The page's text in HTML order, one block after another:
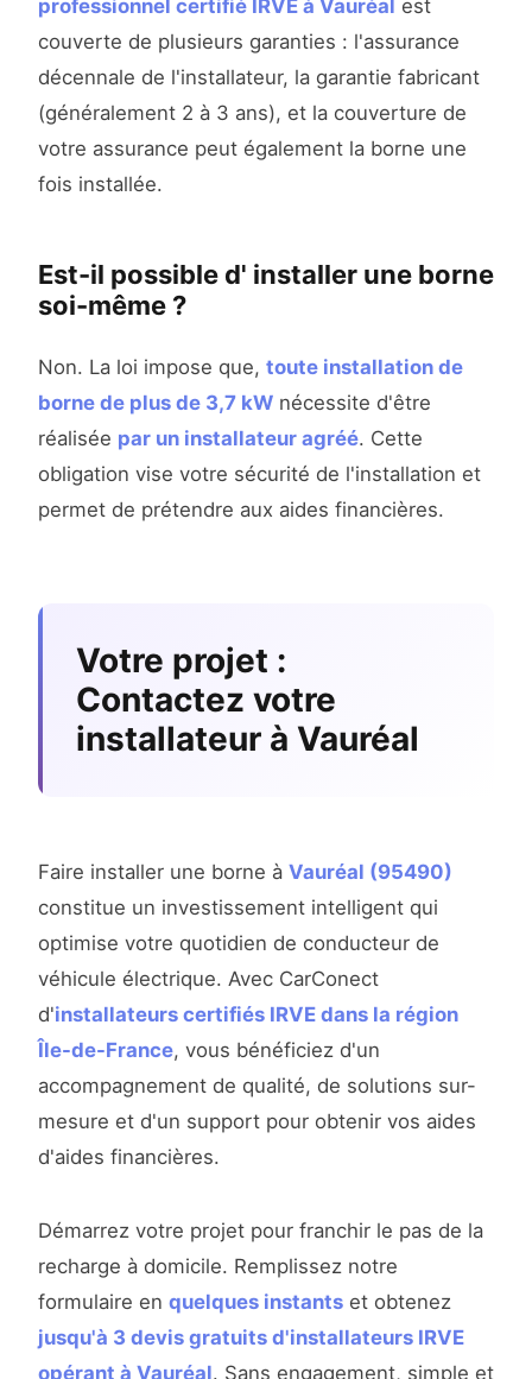
professionnel certifié IRVE à Vauréal est
couverte de plusieurs garanties : l'assurance
décennale de l'installateur, la garantie fabricant
(généralement 2 à 3 ans), et la couverture de
votre assurance peut également la borne une
fois installée.
Est-il possible d' installer une borne
soi-même ?
Non. La loi impose que, toute installation de
borne de plus de 3,7 kW nécessite d'être
réalisée par un installateur agréé. Cette
obligation vise votre sécurité de l'installation et
permet de prétendre aux aides financières.
Votre projet :
Contactez votre
installateur à Vauréal
Faire installer une borne à Vauréal (95490)
constitue un investissement intelligent qui
optimise votre quotidien de conducteur de
véhicule électrique. Avec CarConect
d'installateurs certifiés IRVE dans la région
Île-de-France, vous bénéficiez d'un
accompagnement de qualité, de solutions sur-
mesure et d'un support pour obtenir vos aides
d'aides financières.
Démarrez votre projet pour franchir le pas de la
recharge à domicile. Remplissez notre
formulaire en quelques instants et obtenez
jusqu'à 3 devis gratuits d'installateurs IRVE
opérant à Vauréal. Sans engagement, simple et